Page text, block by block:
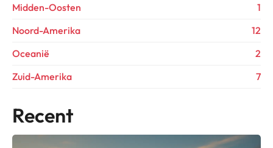
Midden-Oosten
1
Noord-Amerika
12
Oceanië
2
Zuid-Amerika
7
Recent